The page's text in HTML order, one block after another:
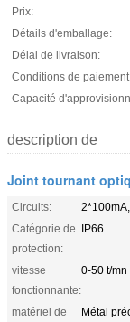
Prix:
Détails d'emballage:
Délai de livraison:
Conditions de
Capacité
description de
Joint tournant
Circuits:
Catégorie de
protection:
IP66
vitesse
fonctionnante:
0-50 t/mn
matériel de
Métal